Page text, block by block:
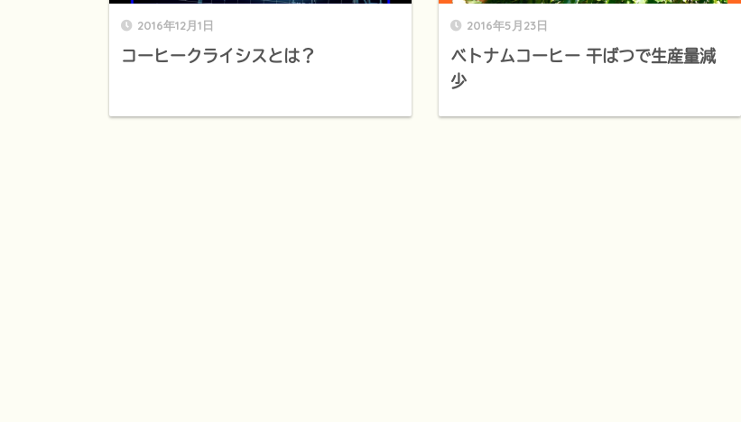
2016年12月1日
コーヒークライシスとは？
2016年5月23日
ベトナムコーヒー 干ばつで生産量減
少